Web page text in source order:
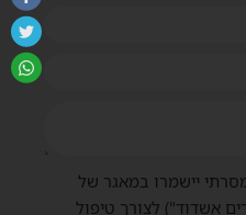
יישמרו במאגר של
אשדוד") לצורך טיפול